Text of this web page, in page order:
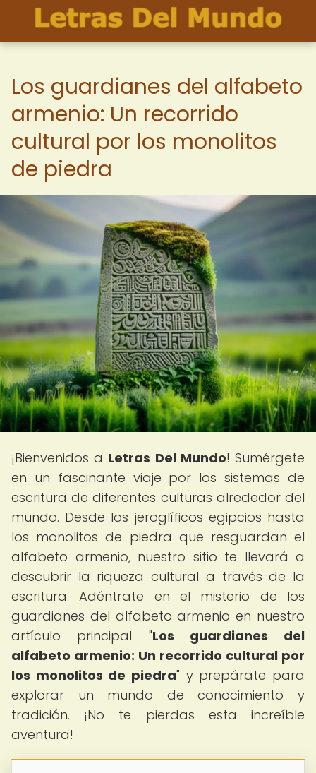
Los guardianes del alfabeto
armenio: Un recorrido
cultural por los monolitos
de piedra
¡Bienvenidos a Letras Del Mundo! Sumérgete
en un fascinante viaje por los sistemas de
escritura de diferentes culturas alrededor del
mundo. Desde los jeroglíficos egipcios hasta
los monolitos de piedra que resguardan el
alfabeto armenio, nuestro sitio te llevará a
descubrir la riqueza cultural a través de la
escritura. Adéntrate en el misterio de los
guardianes del alfabeto armenio en nuestro
artículo principal "Los guardianes del
alfabeto armenio: Un recorrido cultural por
los monolitos de piedra" y prepárate para
explorar un mundo de conocimiento y
tradición. ¡No te pierdas esta increíble
aventura!